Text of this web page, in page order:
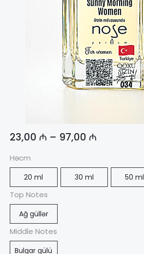
23,00 ₼ – 97,00 ₼
Həcm
20 ml 30 ml 50 ml
Top Notes
Ağ güllər
Middle Notes
Bulgar gülü